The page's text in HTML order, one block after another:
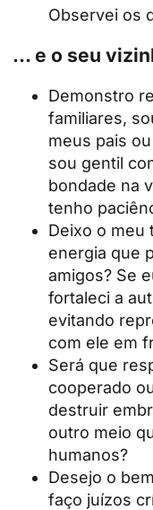
Observei os
... e o seu
Demonstro
familiares,
meus pais
sou gentil
bondade na
tenho
Deixo o meu
energia que
amigos? Se
fortaleci a
evitando
com ele em
Será que
cooperado
destruir
outro meio
humanos?
Desejo o
faço juízos